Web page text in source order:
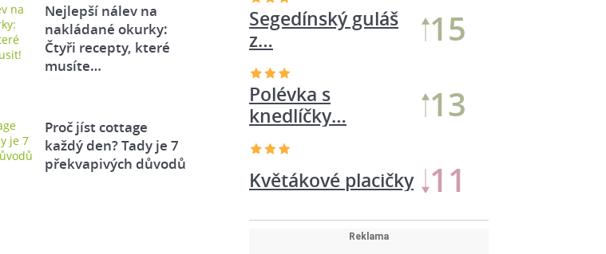
Nejlepší nálev na
nakládané okurky:
Čtyři recepty, které
musíte…
Proč jíst cottage
každý den? Tady je 7
překvapivých důvodů
Segedínský guláš
z…
15
Polévka s
knedlíčky…
13
Květákové placičky 11